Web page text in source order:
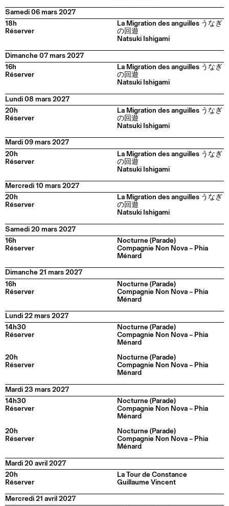
Samedi 06 mars 2027
18h
Réserver
La Migration des anguilles うなぎ
の回遊
Natsuki Ishigami
Dimanche 07 mars 2027
16h
Réserver
La Migration des anguilles うなぎ
の回遊
Natsuki Ishigami
Lundi 08 mars 2027
20h
Réserver
La Migration des anguilles うなぎ
の回遊
Natsuki Ishigami
Mardi 09 mars 2027
20h
Réserver
La Migration des anguilles うなぎ
の回遊
Natsuki Ishigami
Mercredi 10 mars 2027
20h
Réserver
La Migration des anguilles うなぎ
の回遊
Natsuki Ishigami
Samedi 20 mars 2027
16h
Réserver
Nocturne (Parade)
Compagnie Non Nova – Phia
Ménard
Dimanche 21 mars 2027
16h
Réserver
Nocturne (Parade)
Compagnie Non Nova – Phia
Ménard
Lundi 22 mars 2027
14h30
Réserver
Nocturne (Parade)
Compagnie Non Nova – Phia
Ménard
20h
Réserver
Nocturne (Parade)
Compagnie Non Nova – Phia
Ménard
Mardi 23 mars 2027
14h30
Réserver
Nocturne (Parade)
Compagnie Non Nova – Phia
Ménard
20h
Réserver
Nocturne (Parade)
Compagnie Non Nova – Phia
Ménard
Mardi 20 avril 2027
20h
Réserver
La Tour de Constance
Guillaume Vincent
Mercredi 21 avril 2027